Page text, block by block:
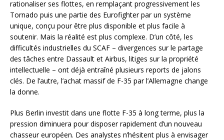
rationaliser ses flottes, en remplaçant progressivement les
Tornado puis une partie des Eurofighter par un système
unique, conçu pour être plus disponible et plus facile à
soutenir. Mais la réalité est plus complexe. D’un côté, les
difficultés industrielles du SCAF – divergences sur le partage
des tâches entre Dassault et Airbus, litiges sur la propriété
intellectuelle – ont déjà entraîné plusieurs reports de jalons
clés. De l’autre, l’achat massif de F-35 par l’Allemagne change
la donne.
Plus Berlin investit dans une flotte F-35 à long terme, plus la
pression diminuera pour disposer rapidement d’un nouveau
chasseur européen. Des analystes n’hésitent plus à envisager